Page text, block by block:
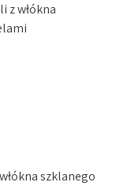
z włókna
szklanego